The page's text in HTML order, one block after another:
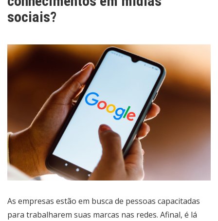
sociais?
As empresas estão em busca de pessoas capacitadas
para trabalharem suas marcas nas redes. Afinal, é lá